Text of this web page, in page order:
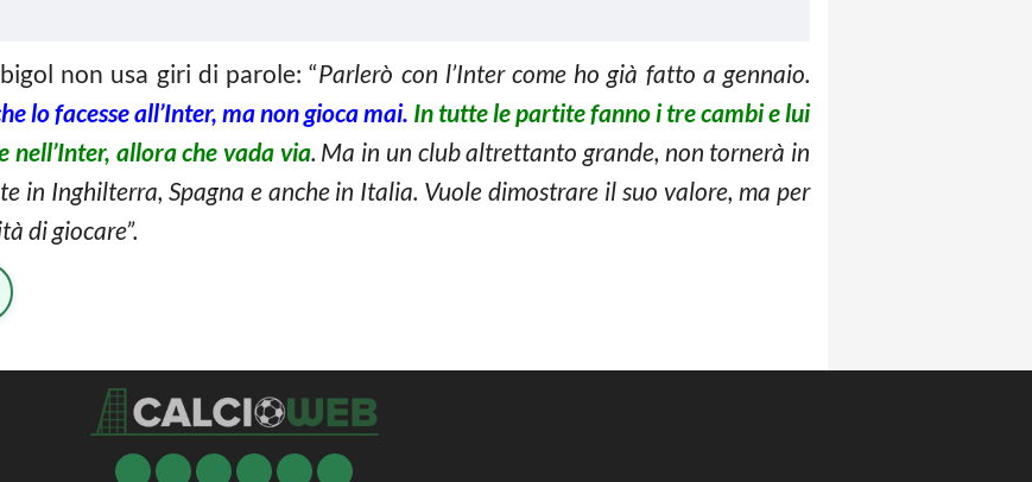
non usa giri di parole: “Parlerò con l’Inter come ho già fatto a gennaio.
lo facesse all’Inter, ma non gioca mai. In tutte le partite fanno i tre cambi e lui
nell’Inter, allora che vada via. Ma in un club altrettanto grande, non tornerà in
in Inghilterra, Spagna e anche in Italia. Vuole dimostrare il suo valore, ma per
di giocare”.